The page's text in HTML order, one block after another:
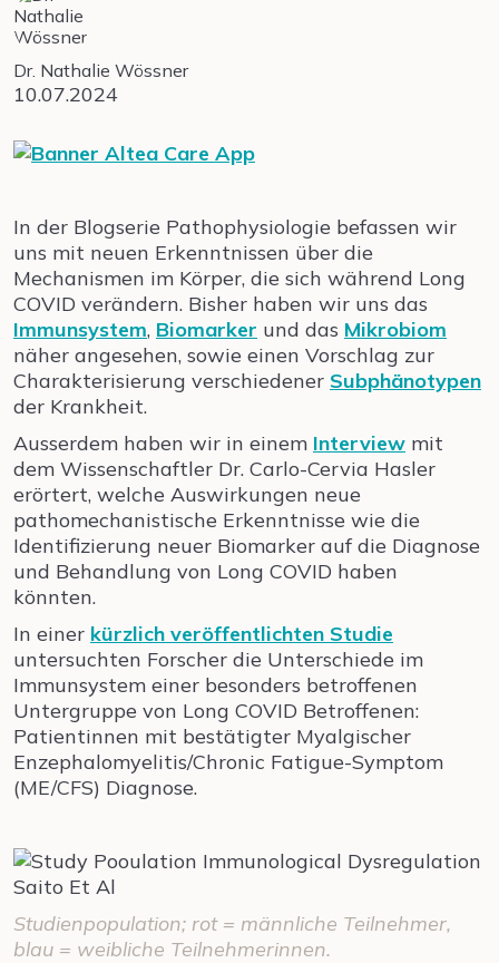
Dr. Nathalie Wössner
10.07.2024
In der Blogserie Pathophysiologie befassen wir
uns mit neuen Erkenntnissen über die
Mechanismen im Körper, die sich während Long
COVID verändern. Bisher haben wir uns das
Immunsystem, Biomarker und das Mikrobiom
näher angesehen, sowie einen Vorschlag zur
Charakterisierung verschiedener Subphänotypen
der Krankheit.
Ausserdem haben wir in einem Interview mit
dem Wissenschaftler Dr. Carlo-Cervia Hasler
erörtert, welche Auswirkungen neue
pathomechanistische Erkenntnisse wie die
Identifizierung neuer Biomarker auf die Diagnose
und Behandlung von Long COVID haben
könnten.
In einer kürzlich veröffentlichten Studie
untersuchten Forscher die Unterschiede im
Immunsystem einer besonders betroffenen
Untergruppe von Long COVID Betroffenen:
Patientinnen mit bestätigter Myalgischer
Enzephalomyelitis/Chronic Fatigue-Symptom
(ME/CFS) Diagnose.
Studienpopulation; rot = männliche Teilnehmer,
blau = weibliche Teilnehmerinnen.